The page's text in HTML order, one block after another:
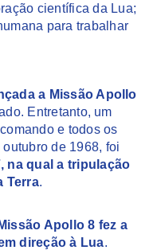
científica da Lua;
para trabalhar
a Missão Apollo
Entretanto, um
e todos os
de 1968, foi
na qual a tripulação
Terra.
Missão Apollo 8 fez a
direção à Lua.